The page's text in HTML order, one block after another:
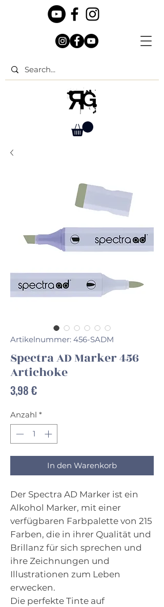
Artikelnummer: 456-SADM
Spectra AD Marker 456
Artichoke
3,98 €Preis
Anzahl *
In den Warenkorb
Der Spectra AD Marker ist ein
Alkohol Marker, mit einer
verfügbaren Farbpalette von 215
Farben, die in ihrer Qualität und
Brillanz für sich sprechen und
ihre Zeichnungen und
Illustrationen zum Leben
erwecken.
Die perfekte Tinte auf